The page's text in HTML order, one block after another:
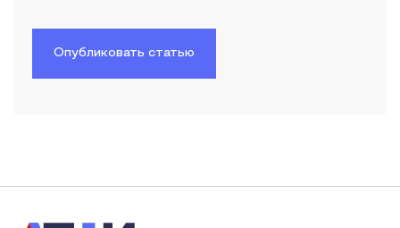
Опубликовать статью